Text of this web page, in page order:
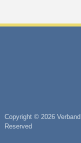
Copyright © 2026
Reserved